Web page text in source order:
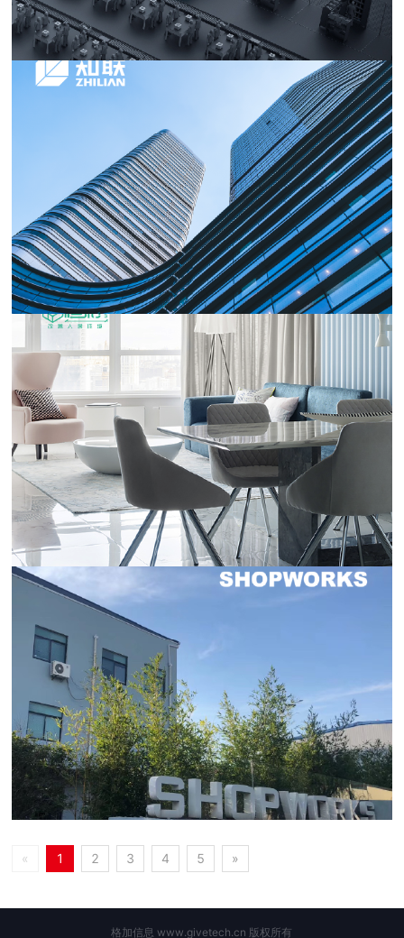
« 1 2 3 4 5 »
格加信息 www.givetech.cn 版权所有